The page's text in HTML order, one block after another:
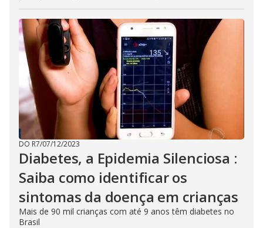
DO R7/07/12/2023
Diabetes, a Epidemia Silenciosa :
Saiba como identificar os
sintomas da doença em crianças
Mais de 90 mil crianças com até 9 anos têm diabetes no
Brasil